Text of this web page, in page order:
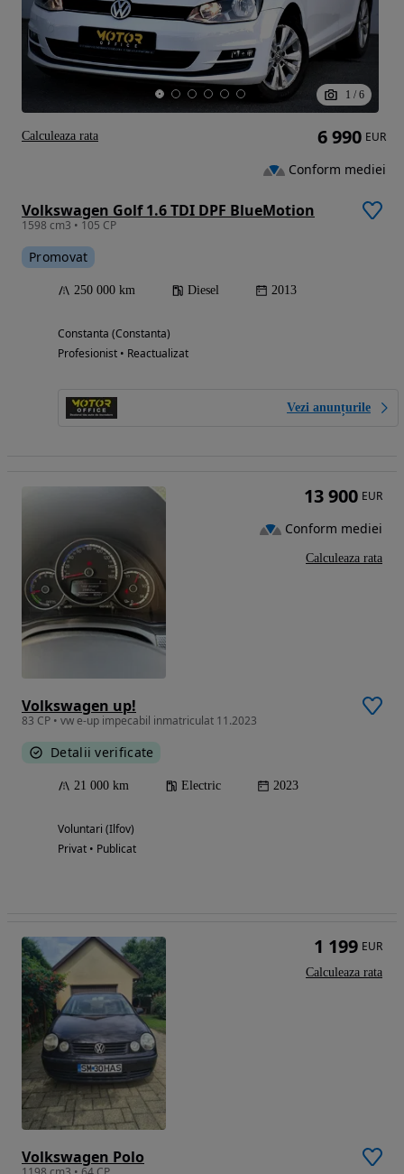
1 / 6
Volkswagen Golf 1.6 TDI DPF BlueMotion
1598 cm3 • 105 CP
Promovat
250 000 km Diesel 2013
Constanta (Constanta)
Profesionist • Reactualizat
Vezi anunțurile
6 990 EUR
Conform mediei
Calculeaza rata
Volkswagen up!
83 CP • vw e-up impecabil inmatriculat 11.2023
Detalii verificate
21 000 km Electric 2023
Voluntari (Ilfov)
Privat • Publicat
13 900 EUR
Conform mediei
Calculeaza rata
Volkswagen Polo
1 199 EUR
Calculeaza rata